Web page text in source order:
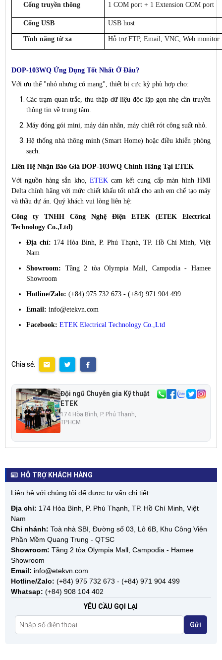
Cổng truyền thông 1 COM port + 1 Extension COM port
Cổng USB USB host
Tính năng từ xa Hỗ trợ FTP, Email, VNC, Web monitor
DOP-103WQ Ứng Dụng Tốt Nhất Ở Đâu?
Với ưu thế "nhỏ nhưng có mạng", thiết bị cực kỳ phù hợp cho:
Các trạm quan trắc, thu thập dữ liệu độc lập gọn nhẹ cần truyền
thông tin về trung tâm.
Máy đóng gói mini, máy dán nhãn, máy chiết rót công suất nhỏ.
Hệ thống nhà thông minh (Smart Home) hoặc điều khiển phòng
sạch.
Liên Hệ Nhận Báo Giá DOP-103WQ Chính Hãng Tại ETEK
Với nguồn hàng sẵn kho,ETEK cam kết cung cấp màn hình HMI
Delta chính hãng với mức chiết khấu tốt nhất cho anh em chế tạo máy
và thầu dự án. Quý khách vui lòng liên hệ:
Công ty TNHH Công Nghệ Điện ETEK (ETEK Electrical
Technology Co.,Ltd)
Địa chỉ: 174 Hòa Bình, P. Phú Thạnh, TP. Hồ Chí Minh, Việt
Nam
Showroom: Tầng 2 tòa Olympia Mall, Campodia - Hamee
Showroom
Hotline/Zalo: (+84) 975 732 673 - (+84) 971 904 499
Email: info@etekvn.com
Facebook: ETEK Electrical Technology Co.,Ltd
Chia sẻ:
Đội ngũ Chuyên gia Kỹ thuật
ETEK
174 Hòa Bình, P. Phú Thạnh,
TP.HCM
HỖ TRỢ KHÁCH HÀNG
Liên hệ với chúng tôi để được tư vấn chi tiết:
Địa chỉ: 174 Hòa Bình, P. Phú Thạnh, TP. Hồ Chí Minh, Việt
Nam
Chi nhánh: Toà nhà SBI, Đường số 03, Lô 6B, Khu Công Viên
Phần Mềm Quang Trung - QTSC
Showroom: Tầng 2 tòa Olympia Mall, Campodia - Hamee
Showroom
Email: info@etekvn.com
Hotline/Zalo: (+84) 975 732 673 - (+84) 971 904 499
Whatsap: (+84) 908 104 402
YÊU CẦU GỌI LẠI
Gửi